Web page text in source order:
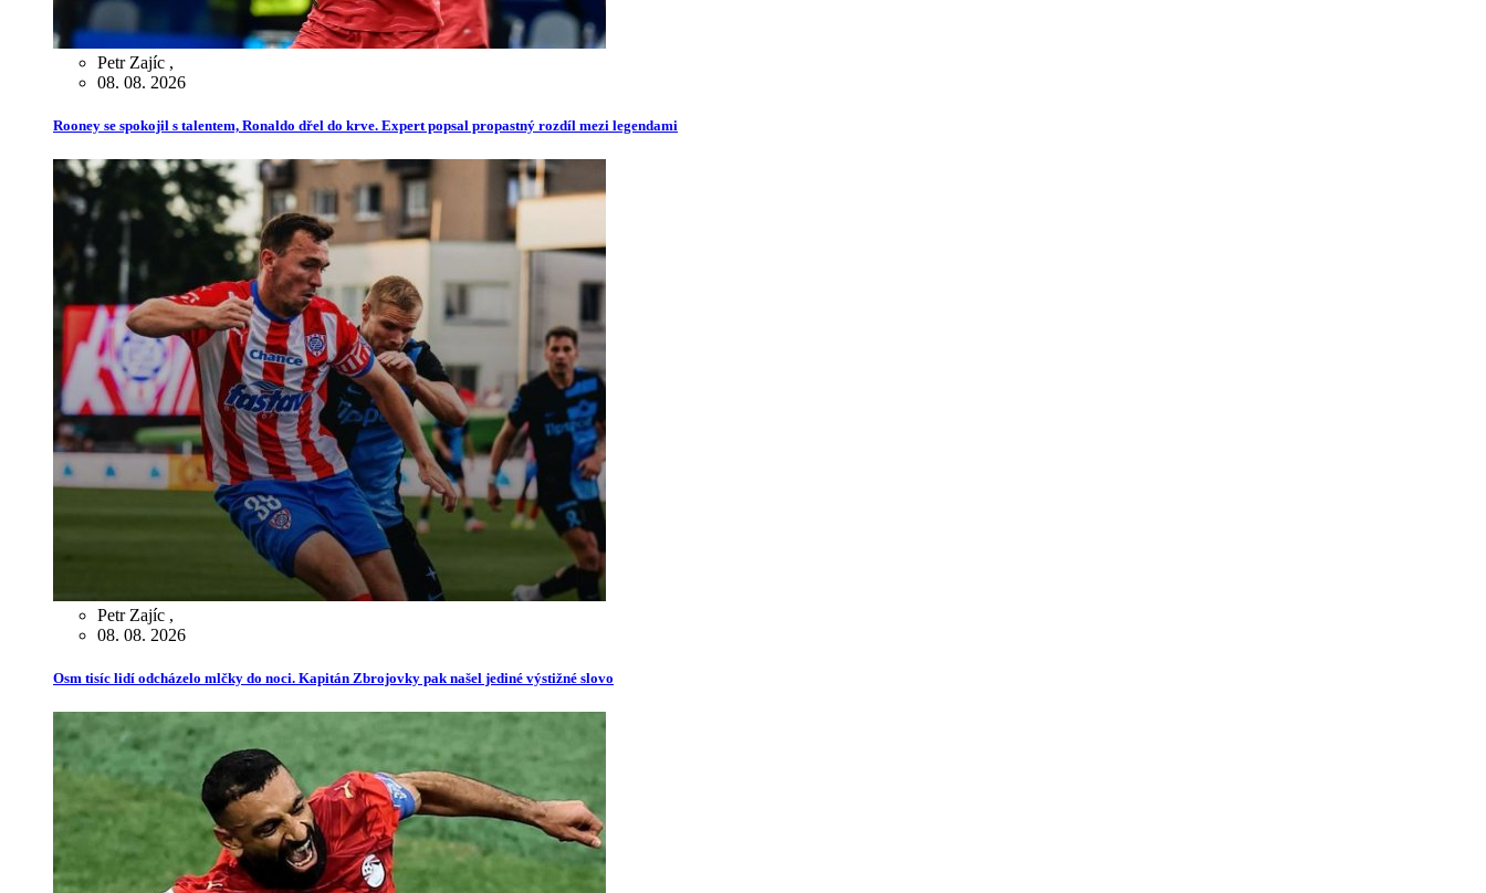
Petr Zajíc ,
08. 08. 2026
Rooney se spokojil s talentem, Ronaldo dřel do krve. Expert popsal propastný rozdíl mezi legendami
Petr Zajíc ,
08. 08. 2026
Osm tisíc lidí odcházelo mlčky do noci. Kapitán Zbrojovky pak našel jediné výstižné slovo